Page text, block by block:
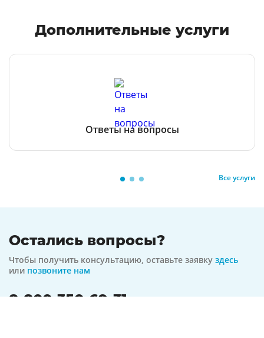
Дополнительные услуги
Ответы на вопросы
Все услуги
Остались вопросы?
Чтобы получить консультацию, оставьте заявку здесь
или позвоните нам
8-800-350-69-31